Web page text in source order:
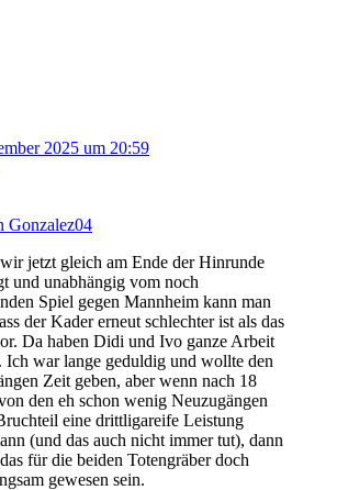
2025 um 20:59
Gonzalez04
jetzt gleich am Ende der Hinrunde
und unabhängig vom noch
Spiel gegen Mannheim kann man
der Kader erneut schlechter ist als das
Da haben Didi und Ivo ganze Arbeit
Ich war lange geduldig und wollte den
Zeit geben, aber wenn nach 18
den eh schon wenig Neuzugängen
eine drittligareife Leistung
(und das auch nicht immer tut), dann
für die beiden Totengräber doch
gewesen sein.